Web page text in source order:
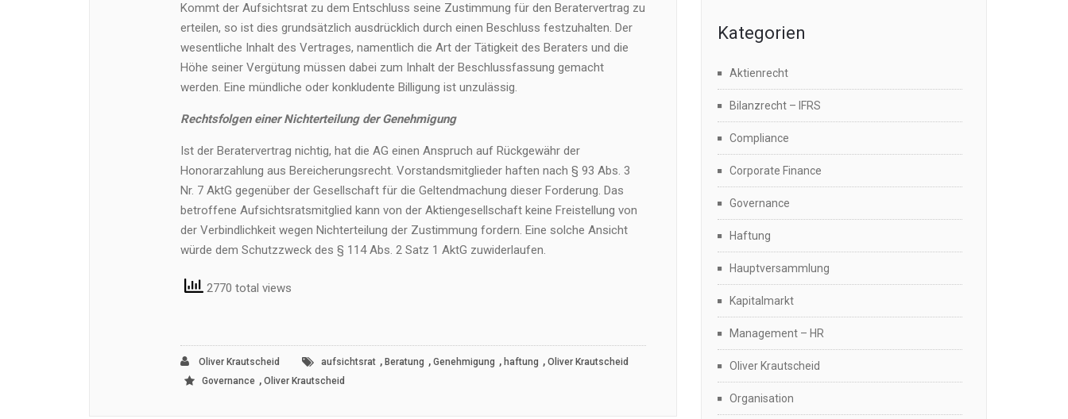
Kommt der Aufsichtsrat zu dem Entschluss seine Zustimmung für den Beratervertrag zu
erteilen, so ist dies grundsätzlich ausdrücklich durch einen Beschluss festzuhalten. Der
wesentliche Inhalt des Vertrages, namentlich die Art der Tätigkeit des Beraters und die
Höhe seiner Vergütung müssen dabei zum Inhalt der Beschlussfassung gemacht
werden. Eine mündliche oder konkludente Billigung ist unzulässig.
Rechtsfolgen einer Nichterteilung der Genehmigung
Ist der Beratervertrag nichtig, hat die AG einen Anspruch auf Rückgewähr der
Honorarzahlung aus Bereicherungsrecht. Vorstandsmitglieder haften nach § 93 Abs. 3
Nr. 7 AktG gegenüber der Gesellschaft für die Geltendmachung dieser Forderung. Das
betroffene Aufsichtsratsmitglied kann von der Aktiengesellschaft keine Freistellung von
der Verbindlichkeit wegen Nichterteilung der Zustimmung fordern. Eine solche Ansicht
würde dem Schutzzweck des § 114 Abs. 2 Satz 1 AktG zuwiderlaufen.
2770 total views
Oliver Krautscheid aufsichtsrat , Beratung , Genehmigung , haftung , Oliver Krautscheid
Governance , Oliver Krautscheid
Kategorien
Aktienrecht
Bilanzrecht – IFRS
Compliance
Corporate Finance
Governance
Haftung
Hauptversammlung
Kapitalmarkt
Management – HR
Oliver Krautscheid
Organisation